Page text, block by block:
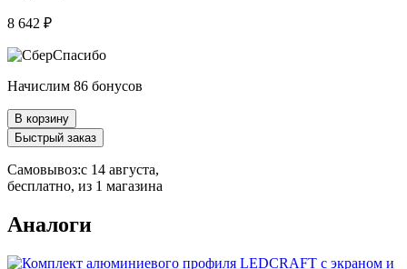
8 642 ₽
Начислим 86 бонусов
В корзину
Быстрый заказ
Самовывоз:c 14 августа,
бесплатно, из 1 магазина
Аналоги